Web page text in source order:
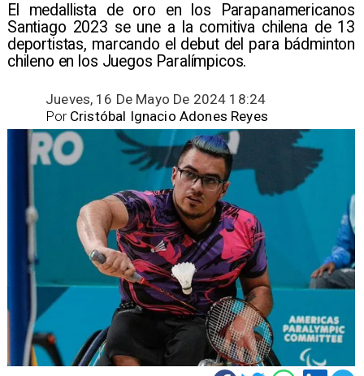
​El medallista de oro en los Parapanamericanos
Santiago 2023 se une a la comitiva chilena de 13
deportistas, marcando el debut del para bádminton
chileno en los Juegos Paralímpicos.
Jueves, 16 De Mayo De 2024 18:24
Cristóbal Ignacio Adones Reyes
Por